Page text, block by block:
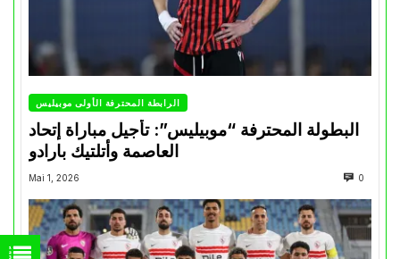
الرابطة المحترفة الأولى موبيليس
البطولة المحترفة “موبيليس”: تأجيل مباراة إتحاد
العاصمة وأتلتيك بارادو
Mai 1, 2026 0